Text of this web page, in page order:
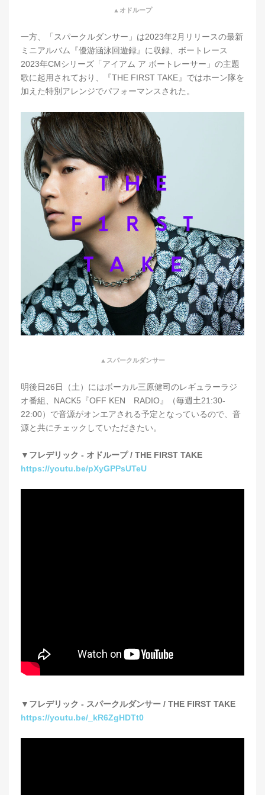
▲オドループ
一方、「スパークルダンサー」は2023年2月リリースの最新
ミニアルバム『優游涵泳回遊録』に収録、ボートレース
2023年CMシリーズ「アイアム ア ボートレーサー」の主題
歌に起用されており、『THE FIRST TAKE』ではホーン隊を
加えた特別アレンジでパフォーマンスされた。
▲スパークルダンサー
明後日26日（土）にはボーカル三原健司のレギュラーラジ
オ番組、NACK5『OFF KEN RADIO』（毎週土21:30-
22:00）で音源がオンエアされる予定となっているので、音
源と共にチェックしていただきたい。
▼フレデリック - オドループ / THE FIRST TAKE
https://youtu.be/pXyGPPsUTeU
▼フレデリック - スパークルダンサー / THE FIRST TAKE
https://youtu.be/_kR6ZgHDTt0